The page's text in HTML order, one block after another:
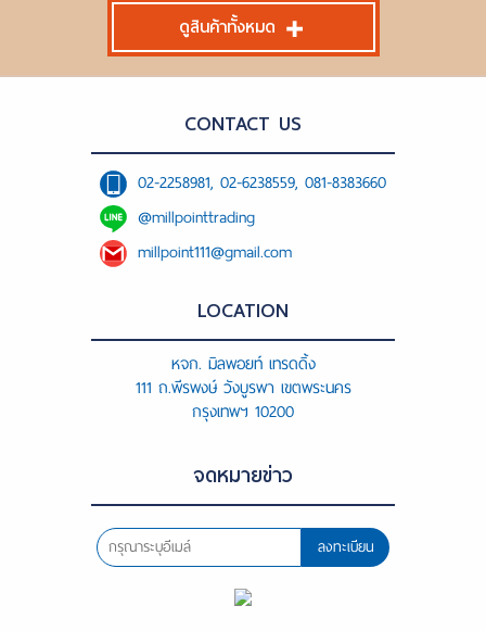
ดูสินค้าทั้งหมด
CONTACT US
02-2258981, 02-6238559, 081-8383660
@millpointtrading
millpoint111@gmail.com
LOCATION
หจก. มิลพอยท์ เทรดดิ้ง
111 ถ.พีรพงษ์ วังบูรพา เขตพระนคร
กรุงเทพฯ 10200
จดหมายข่าว
ลงทะเบียน